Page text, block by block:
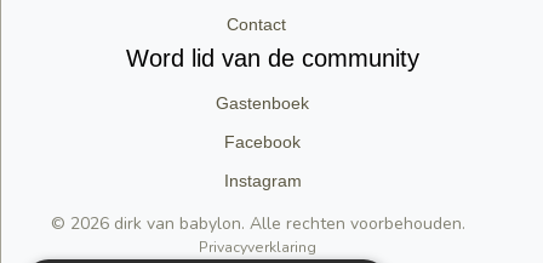
Contact
Word lid van de community
Gastenboek
Facebook
Instagram
© 2026 dirk van babylon. Alle rechten voorbehouden.
Privacyverklaring